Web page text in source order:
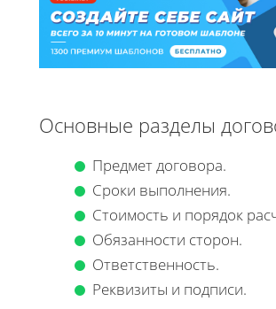
Основные разделы
Предмет договора.
Сроки выполнения.
Стоимость и порядок
Обязанности сторон.
Ответственность.
Реквизиты и подписи.